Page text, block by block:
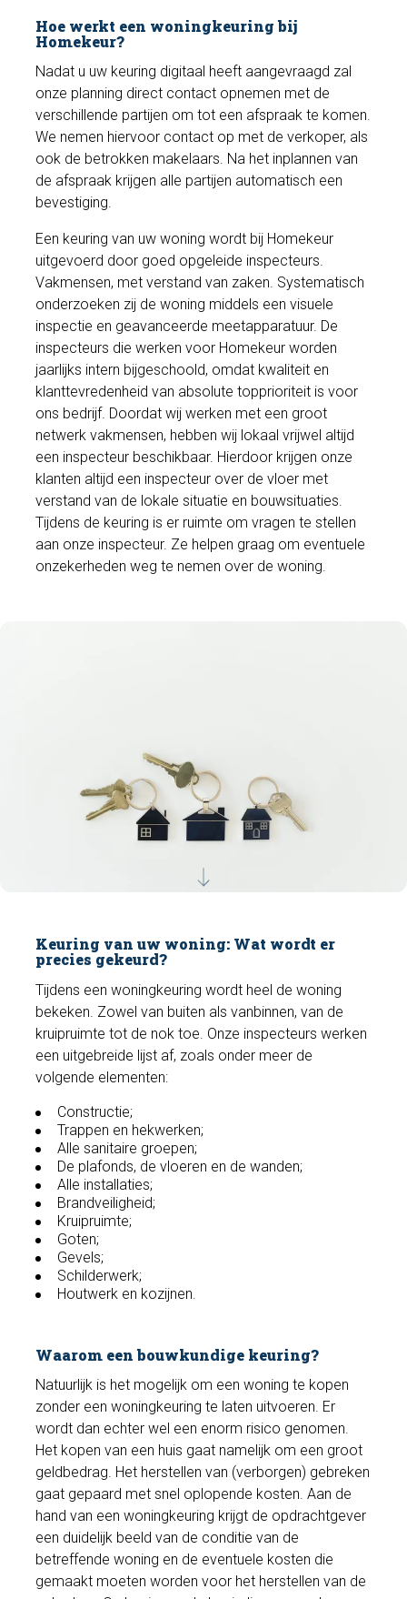
Hoe werkt een woningkeuring bij
Homekeur?
Nadat u uw keuring digitaal heeft aangevraagd zal
onze planning direct contact opnemen met de
verschillende partijen om tot een afspraak te komen.
We nemen hiervoor contact op met de verkoper, als
ook de betrokken makelaars. Na het inplannen van
de afspraak krijgen alle partijen automatisch een
bevestiging.
Een keuring van uw woning wordt bij Homekeur
uitgevoerd door goed opgeleide inspecteurs.
Vakmensen, met verstand van zaken. Systematisch
onderzoeken zij de woning middels een visuele
inspectie en geavanceerde meetapparatuur. De
inspecteurs die werken voor Homekeur worden
jaarlijks intern bijgeschoold, omdat kwaliteit en
klanttevredenheid van absolute topprioriteit is voor
ons bedrijf. Doordat wij werken met een groot
netwerk vakmensen, hebben wij lokaal vrijwel altijd
een inspecteur beschikbaar. Hierdoor krijgen onze
klanten altijd een inspecteur over de vloer met
verstand van de lokale situatie en bouwsituaties.
Tijdens de keuring is er ruimte om vragen te stellen
aan onze inspecteur. Ze helpen graag om eventuele
onzekerheden weg te nemen over de woning.
Keuring van uw woning: Wat wordt er
precies gekeurd?
Tijdens een woningkeuring wordt heel de woning
bekeken. Zowel van buiten als vanbinnen, van de
kruipruimte tot de nok toe. Onze inspecteurs werken
een uitgebreide lijst af, zoals onder meer de
volgende elementen:
Constructie;
Trappen en hekwerken;
Alle sanitaire groepen;
De plafonds, de vloeren en de wanden;
Alle installaties;
Brandveiligheid;
Kruipruimte;
Goten;
Gevels;
Schilderwerk;
Houtwerk en kozijnen.
Waarom een bouwkundige keuring?
Natuurlijk is het mogelijk om een woning te kopen
zonder een woningkeuring te laten uitvoeren. Er
wordt dan echter wel een enorm risico genomen.
Het kopen van een huis gaat namelijk om een groot
geldbedrag. Het herstellen van (verborgen) gebreken
gaat gepaard met snel oplopende kosten. Aan de
hand van een woningkeuring krijgt de opdrachtgever
een duidelijk beeld van de conditie van de
betreffende woning en de eventuele kosten die
gemaakt moeten worden voor het herstellen van de